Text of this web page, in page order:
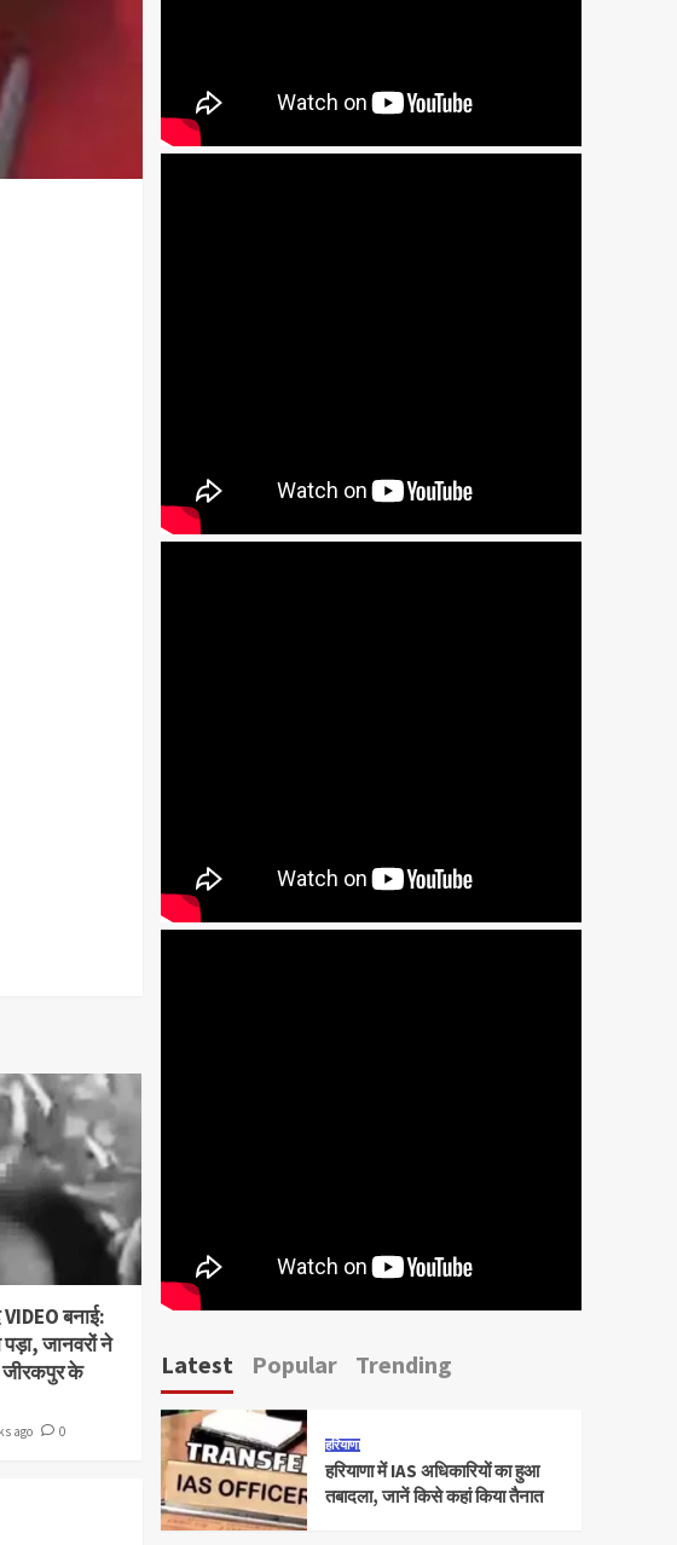
बनाई:
जानवरों ने
जीरकपुर के
ago 0
Latest Popular Trending
हरियाणा
हरियाणा में IAS अधिकारियों का हुआ
तबादला, जानें किसे कहां किया तैनात